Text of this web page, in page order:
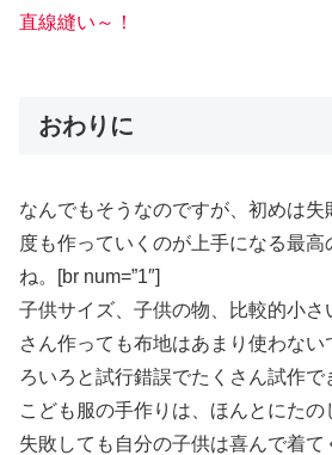
直線縫い～！
おわりに
なんでもそうなのですが、初めは
度も作っていくのが上手になる最高
ね。[br num=”1″]
子供サイズ、子供の物、比較的小さ
さん作っても布地はあまり使わな
ろいろと試行錯誤でたくさん試作で
こども服の手作りは、ほんとにたの
失敗しても自分の子供は喜んで着て